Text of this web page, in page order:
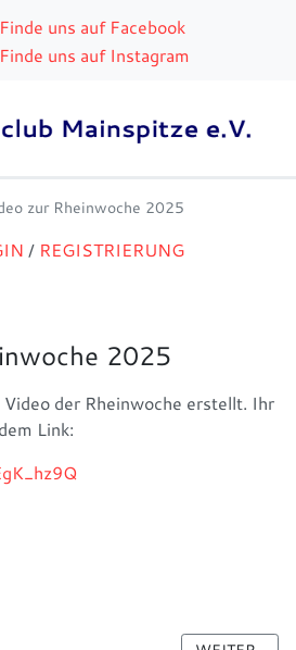
zur Rheinwoche 2025
/ REGISTRIERUNG
2025
Video der Rheinwoche erstellt. Ihr
Link: